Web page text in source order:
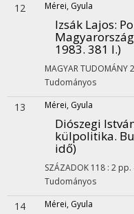
12 Mérei, Gyula
Izsák Lajos:
1983. 381 l.)
MAGYAR TUDOMÁNY
Tudományos
13 Mérei, Gyula
Diószegi
külpolitika.
idő)
SZÁZADOK 118 : 2 pp.
Tudományos
14 Mérei, Gyula